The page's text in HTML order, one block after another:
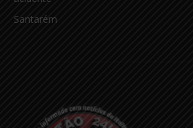
Santarém